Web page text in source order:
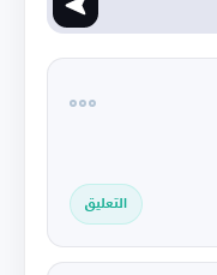
التعليق